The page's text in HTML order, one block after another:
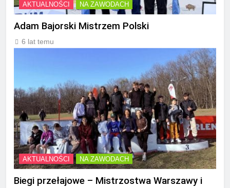
AKTUALNOŚCI NA ZAWODACH
Adam Bajorski Mistrzem Polski
6 lat temu
AKTUALNOŚCI NA ZAWODACH
Biegi przełajowe – Mistrzostwa Warszawy i